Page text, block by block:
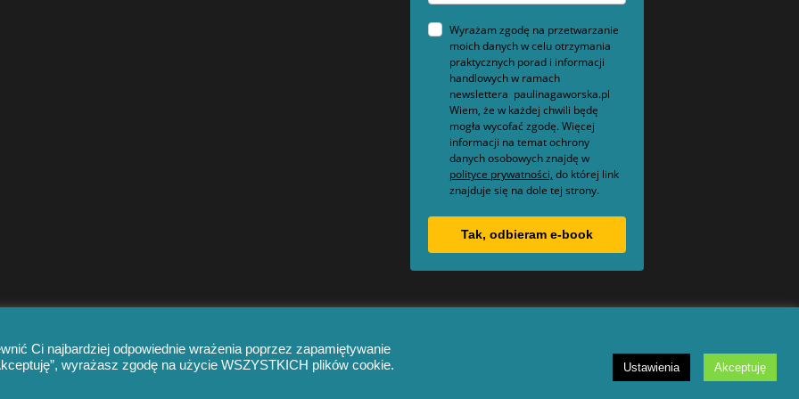
Wyrażam zgodę na przetwarzanie
moich danych w celu otrzymania
praktycznych porad i informacji
handlowych w ramach
newslettera paulinagaworska.pl
Wiem, że w każdej chwili będę
mogła wycofać zgodę. Więcej
informacji na temat ochrony
danych osobowych znajdę w
polityce prywatności, do której link
znajduje się na dole tej strony.
Tak, odbieram e-book
Ci najbardziej odpowiednie wrażenia poprzez zapamiętywanie
wyrażasz zgodę na użycie WSZYSTKICH plików cookie.
Ustawienia Akceptuję